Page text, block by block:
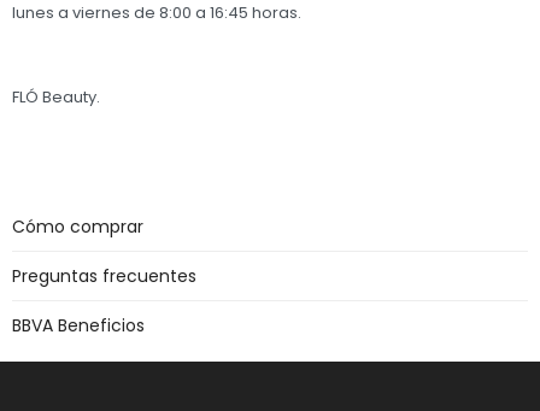
lunes a viernes de 8:00 a 16:45 horas.
FLÓ Beauty.
Cómo comprar
Preguntas frecuentes
BBVA Beneficios